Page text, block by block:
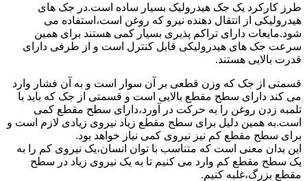
طرز کارکرد یک جک هیدرولیک بسیار ساده است.در جک های
هیدرولیکی از انتقال دهنده نیرو که روغن است،استفاده می
شود.مایعات دارای تراکم پذیری بسیار کمی هستند برای همین
سرعت جک های هیدرولیکی قابل کنترل است و از طرفی دارای
قدرت بالایی هستند.
قسمتی از جک که وزن قطعی بر آن سوار است و به آن فشار وارد
می کند دارای سطح مقطع بالایی است و قسمتی از جک که باید با
تلمبه زدن روغن را به حرکت در آورد،دارای سطح مقطع کمی
است.به همین دلیل برای سطح مقطع زیاد نیروی زیادی لازم است و
برای سطح مقطع کم نیز نیروی کمی نیاز خواهد بود.
این بدان معنی است که متناسب با توان انسان،یک نیروی کم را به
یک سطح مقطع کم وارد می کنیم تا به یک نیروی زیاد در سطح
مقطع بزرگ،غلبه کنیم.